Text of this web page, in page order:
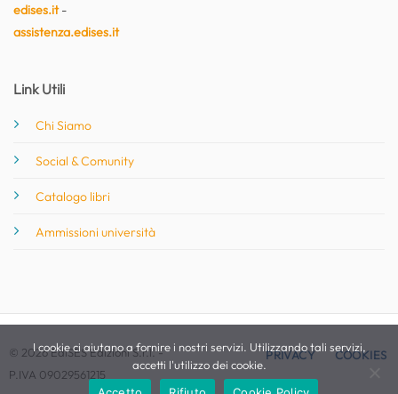
edises.it-
assistenza.edises.it
Link Utili
Chi Siamo
Social & Comunity
Catalogo libri
Ammissioni università
© 2026 EdiSES Edizioni S.r.l. -
P.IVA 09029561215
PRIVACY COOKIES
I cookie ci aiutano a fornire i nostri servizi. Utilizzando tali servizi,
accetti l'utilizzo dei cookie.